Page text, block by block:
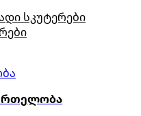
სკუტერები